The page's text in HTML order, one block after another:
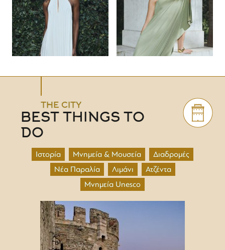
THE CITY
BEST THINGS TO
DO
Ιστορία Μνημεία & Μουσεία
Διαδρομές
Νέα Παραλία
Λιμάνι
Ατζέντα
Μνημεία Unesco